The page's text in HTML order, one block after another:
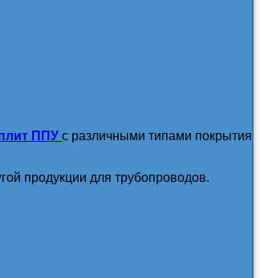
ППУ с различными типами покрытия
продукции для трубопроводов.